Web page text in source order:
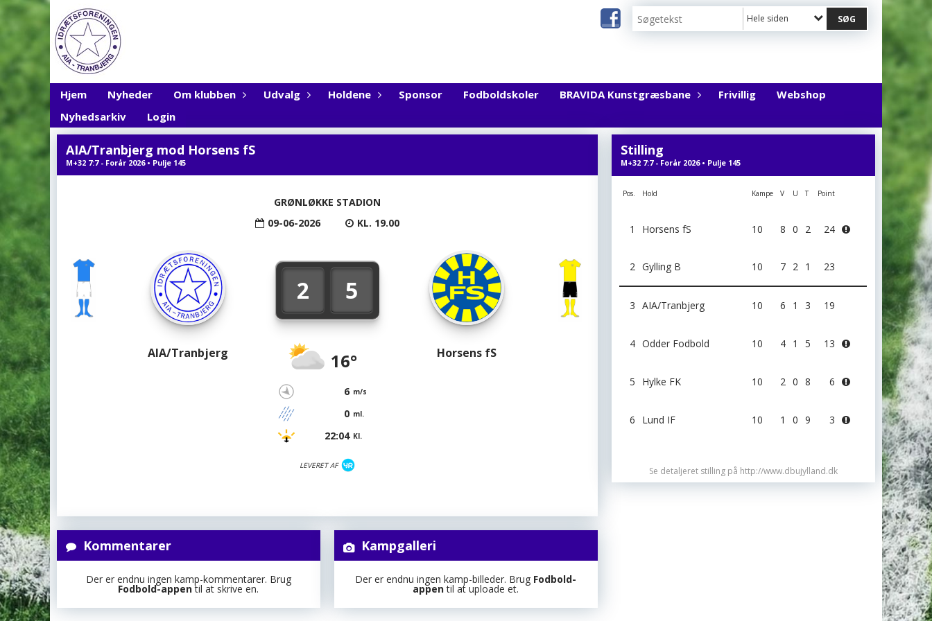
Hele siden
Hjem Nyheder Om klubben Udvalg Holdene Sponsor Fodboldskoler BRAVIDA Kunstgræsbane Frivillig
Webshop
Nyhedsarkiv
Login
AIA/Tranbjerg mod Horsens fS
M+32 7:7 - Forår 2026 • Pulje 145
GRØNLØKKE STADION
09-06-2026
KL. 19.00
AIA/Tranbjerg
2 5
16°
6 m/s
0 ml.
22:04 Kl.
LEVERET AF
Horsens fS
Stilling
M+32 7:7 - Forår 2026 • Pulje 145
Pos. Hold Kampe V U T Point
1 Horsens fS 10 8 0 2 24
2 Gylling B 10 7 2 1 23
3 AIA/Tranbjerg 10 6 1 3 19
4 Odder Fodbold 10 4 1 5 13
5 Hylke FK 10 2 0 8 6
6 Lund IF 10 1 0 9 3
Se detaljeret stilling på http://www.dbujylland.dk
Kommentarer
Der er endnu ingen kamp-kommentarer. Brug
Fodbold-appentil at skrive en.
Kampgalleri
Der er endnu ingen kamp-billeder. Brug Fodbold-
appentil at uploade et.